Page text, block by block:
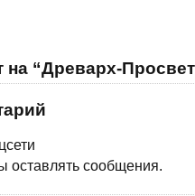
на “Древарх-
оставлять сообщения.